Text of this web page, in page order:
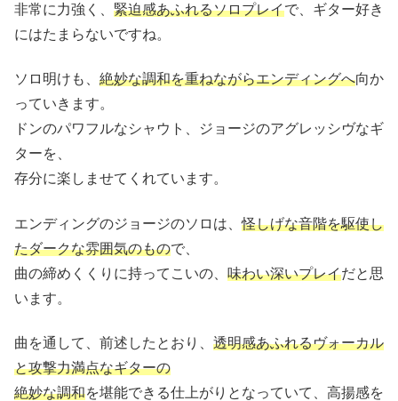
非常に力強く、 緊迫感あふれるソロプレイで、ギター好き
にはたまらないですね。
ソロ明けも、 絶妙な調和を重ねながらエンディングへ向か
っていきます。
ドンのパワフルなシャウト、ジョージのアグレッシヴなギ
ターを、
存分に楽しませてくれています。
エンディングのジョージのソロは、怪しげな音階を駆使し
たダークな雰囲気のもので、
曲の締めくくりに持ってこいの、 味わい深いプレイだと思
います。
曲を通して、前述したとおり、 透明感あふれるヴォーカル
と攻撃力満点なギターの
絶妙な調和を堪能できる仕上がりとなっていて、高揚感を